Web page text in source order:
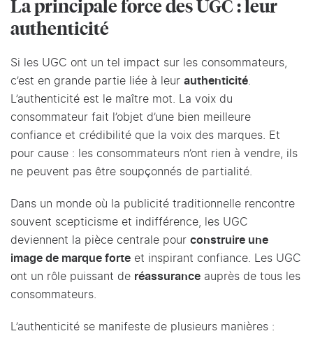
La principale force des UGC : leur
authenticité
Si les UGC ont un tel impact sur les consommateurs,
c’est en grande partie liée à leur authenticité
L’authenticité est le maître mot. La voix du
consommateur fait l’objet d’une bien meilleure
confiance et crédibilité que la voix des marques. Et
pour cause : les consommateurs n’ont rien à vendre, ils
ne peuvent pas être soupçonnés de partialité.
Dans un monde où la publicité traditionnelle rencontre
souvent scepticisme et indifférence, les UGC
deviennent la pièce centrale pour construire une
image de marque forte et inspirant confiance. Les UGC
ont un rôle puissant de réassurance auprès de tous les
consommateurs.
L’authenticité se manifeste de plusieurs manières :